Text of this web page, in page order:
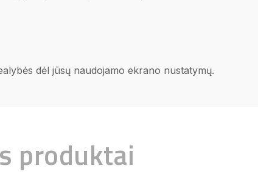
dėl jūsų naudojamo ekrano nustatymų.
produktai